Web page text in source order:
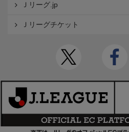
Ｊリーグ.jp
Ｊリーグチケット